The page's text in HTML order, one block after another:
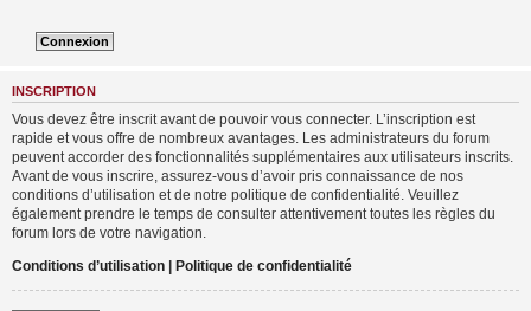
INSCRIPTION
Vous devez être inscrit avant de pouvoir vous connecter. L’inscription est
rapide et vous offre de nombreux avantages. Les administrateurs du forum
peuvent accorder des fonctionnalités supplémentaires aux utilisateurs inscrits.
Avant de vous inscrire, assurez-vous d’avoir pris connaissance de nos
conditions d’utilisation et de notre politique de confidentialité. Veuillez
également prendre le temps de consulter attentivement toutes les règles du
forum lors de votre navigation.
Conditions d’utilisation | Politique de confidentialité